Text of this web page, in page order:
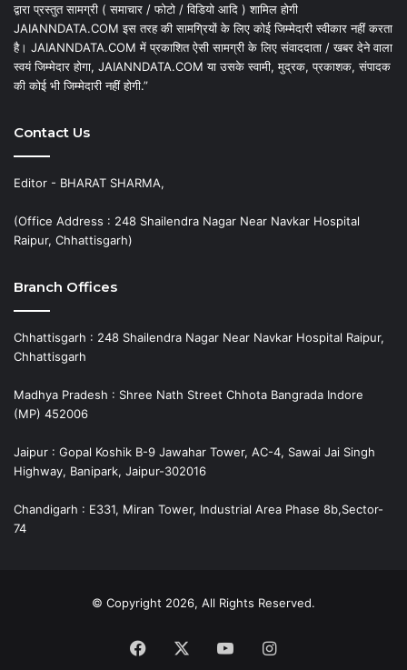
द्वारा प्रस्तुत सामग्री ( समाचार / फोटो / विडियो आदि ) शामिल होगी
JAIANNDATA.COM इस तरह की सामग्रियों के लिए कोई जिम्मेदारी स्वीकार नहीं करता
है। JAIANNDATA.COM में प्रकाशित ऐसी सामग्री के लिए संवाददाता / खबर देने वाला
स्वयं जिम्मेदार होगा, JAIANNDATA.COM या उसके स्वामी, मुद्रक, प्रकाशक, संपादक
की कोई भी जिम्मेदारी नहीं होगी.”
Contact Us
Editor - BHARAT SHARMA,
(Office Address : 248 Shailendra Nagar Near Navkar Hospital
Raipur, Chhattisgarh)
Branch Offices
Chhattisgarh : 248 Shailendra Nagar Near Navkar Hospital Raipur,
Chhattisgarh
Madhya Pradesh : Shree Nath Street Chhota Bangrada Indore
(MP) 452006
Jaipur : Gopal Koshik B-9 Jawahar Tower, AC-4, Sawai Jai Singh
Highway, Banipark, Jaipur-302016
Chandigarh : E331, Miran Tower, Industrial Area Phase 8b,Sector-
74
© Copyright 2026, All Rights Reserved.
Facebook YouTubeInstagram